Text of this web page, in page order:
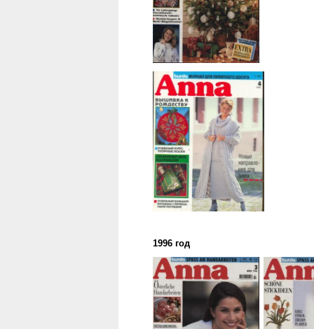
1996 год